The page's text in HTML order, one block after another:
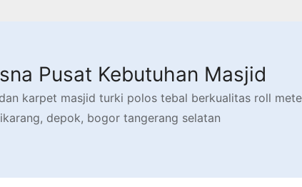
Pusat Kebutuhan Masjid
karpet masjid turki polos tebal berkualitas roll
depok, bogor tangerang selatan